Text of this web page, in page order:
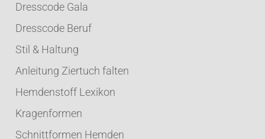
Dresscode Gala
Dresscode Beruf
Stil & Haltung
Anleitung Ziertuch falten
Hemdenstoff Lexikon
Kragenformen
Schnittformen Hemden